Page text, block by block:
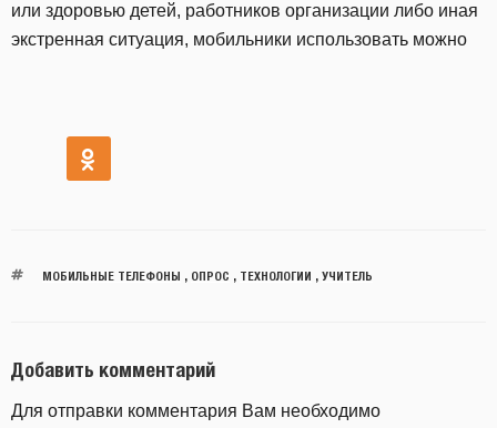
или здоровью детей, работников организации либо иная
экстренная ситуация, мобильники использовать можно
МОБИЛЬНЫЕ ТЕЛЕФОНЫ , ОПРОС , ТЕХНОЛОГИИ , УЧИТЕЛЬ
Добавить комментарий
Для отправки комментария Вам необходимо